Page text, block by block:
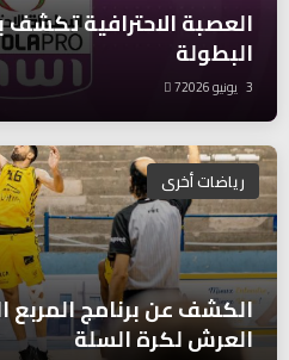
البطولة
3 يونيو 2026 7
رياضات أخرى
الكشف عن برنامج
العرش لكرة السلة